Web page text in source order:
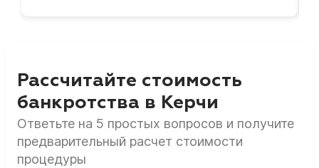
Рассчитайте стоимость
банкротства в Керчи
Ответьте на 5 простых вопросов и получите
предварительный расчет стоимости
процедуры